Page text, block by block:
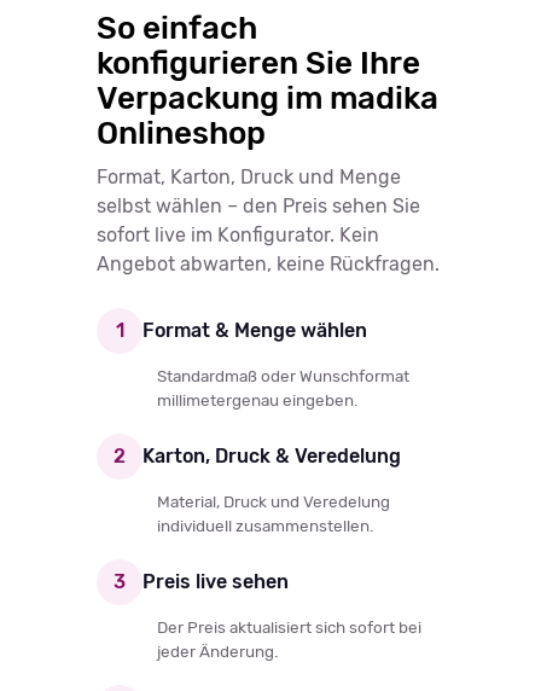
So einfach
konfigurieren Sie Ihre
Verpackung im madika
Onlineshop
Format, Karton, Druck und Menge
selbst wählen – den Preis sehen Sie
sofort live im Konfigurator. Kein
Angebot abwarten, keine Rückfragen.
1 Format & Menge wählen
Standardmaß oder Wunschformat
millimetergenau eingeben.
2 Karton, Druck & Veredelung
Material, Druck und Veredelung
individuell zusammenstellen.
3 Preis live sehen
Der Preis aktualisiert sich sofort bei
jeder Änderung.